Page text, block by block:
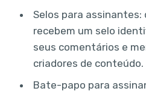
Selos para assinantes:
recebem um selo
seus comentários e
criadores de conteúdo.
Bate-papo para